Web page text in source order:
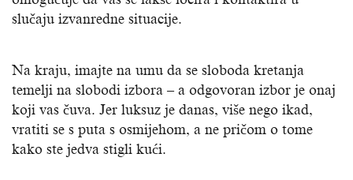
slučaju izvanredne situacije.
Na kraju, imajte na umu da se sloboda kretanja
temelji na slobodi izbora – a odgovoran izbor je onaj
koji vas čuva. Jer luksuz je danas, više nego ikad,
vratiti se s puta s osmijehom, a ne pričom o tome
kako ste jedva stigli kući.